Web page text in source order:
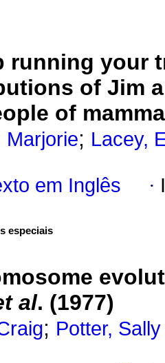
running your
of Jim
of
Marjorie; Lacey,
em Inglês ·
especiais
al. (1977)
; Potter, Sally